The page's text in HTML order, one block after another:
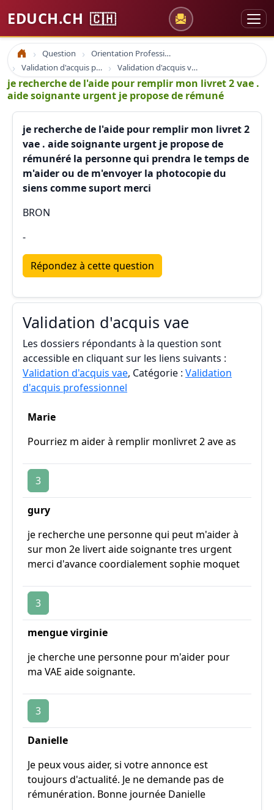
EDUCH.CH 🇨🇭
Accueil Question
Orientation Professionnelle
Validation d'acquis professionnel
Validation d'acquis vae
je recherche de l'aide pour remplir mon livret 2 vae .
aide soignante urgent je propose de rémuné
je recherche de l'aide pour remplir mon livret 2
vae . aide soignante urgent je propose de
rémunéré la personne qui prendra le temps de
m'aider ou de m'envoyer la photocopie du
siens comme suport merci
BRON
-
Répondez à cette question
Validation d'acquis vae
Les dossiers répondants à la question sont
accessible en cliquant sur les liens suivants :
Validation d'acquis vae, Catégorie : Validation
d'acquis professionnel
Marie
Pourriez m aider à remplir monlivret 2 ave as
3
gury
je recherche une personne qui peut m'aider à
sur mon 2e livert aide soignante tres urgent
merci d'avance coordialement sophie moquet
3
mengue virginie
je cherche une personne pour m'aider pour
ma VAE aide soignante.
3
Danielle
Je peux vous aider, si votre annonce est
toujours d'actualité. Je ne demande pas de
rémunération. Bonne journée Danielle